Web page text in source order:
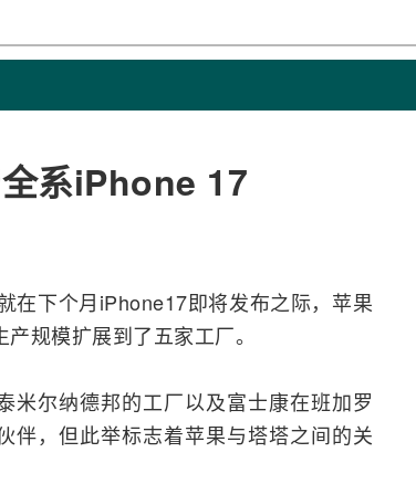
系iPhone 17
下个月iPhone17即将发布之际， 苹果
规模扩展到了五家工厂。
米尔纳德邦的工厂以及富士康在班加罗
伴，但此举标志着苹果与塔塔之间的关